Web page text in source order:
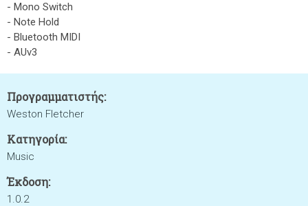
- Mono Switch
- Note Hold
- Bluetooth MIDI
- AUv3
Προγραμματιστής:
Weston Fletcher
Κατηγορία:
Music
Έκδοση:
1.0.2